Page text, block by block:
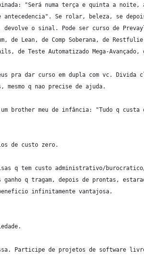
"Será numa terça e quinta a noite,
antecedencia". Se rolar, beleza, se
devolve o sinal. Pode ser curso de
de Lean, de Comp Soberana, de
de Teste Automatizado Mega-
pra dar curso em dupla com vc. Divida
mesmo q nao precise de ajuda.
brother meu de infância: "Tudo q
de custo zero.
q tem custo administrativo/burocratico/
ganho q tragam, depois de prontas,
infinitamente vantajosa.
Participe de projetos de software